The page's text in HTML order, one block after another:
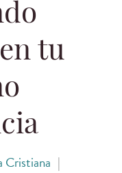
tu
Cristiana |